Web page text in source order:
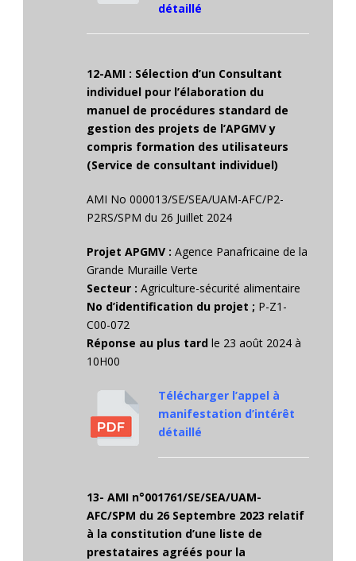
détaillé
12-AMI : Sélection d’un Consultant
individuel pour l’élaboration du
manuel de procédures standard de
gestion des projets de l’APGMV y
compris formation des utilisateurs
(Service de consultant individuel)
AMI No 000013/SE/SEA/UAM-AFC/P2-
P2RS/SPM du 26 Juillet 2024
Projet APGMV : Agence Panafricaine de la
Grande Muraille Verte
Secteur : Agriculture-sécurité alimentaire
No d’identification du projet ; P-Z1-
C00-072
Réponse au plus tard le 23 août 2024 à
10H00
Télécharger l’appel à
manifestation d’intérêt
détaillé
13- AMI n°001761/SE/SEA/UAM-
AFC/SPM du 26 Septembre 2023 relatif
à la constitution d’une liste de
prestataires agréés pour la